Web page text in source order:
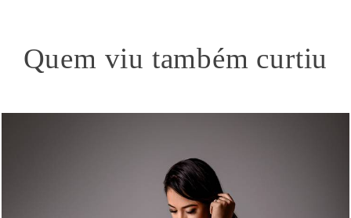
Quem viu também curtiu